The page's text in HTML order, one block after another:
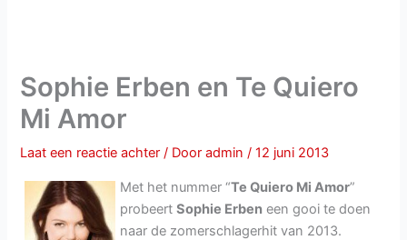
Sophie Erben en Te Quiero
Mi Amor
Laat een reactie achter / Dooradmin/12 juni 2013
Met het nummer “Te Quiero Mi Amor”
probeertSophie Erben een gooi te doen
naar de zomerschlagerhit van 2013.